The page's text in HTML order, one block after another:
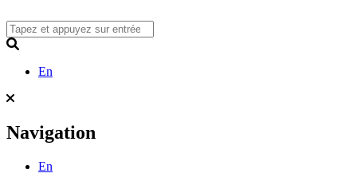
to
content
En
Navigation
En